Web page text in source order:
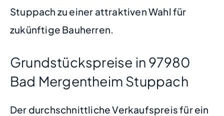
Stuppach zu einer attraktiven Wahl für
zukünftige Bauherren.
Grundstückspreise in 97980
Bad Mergentheim Stuppach
Der durchschnittliche Verkaufspreis für ein